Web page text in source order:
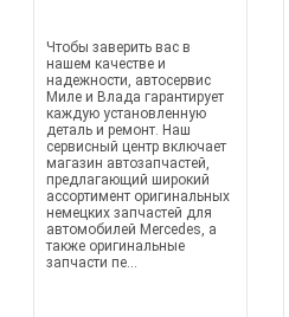
Чтобы заверить вас в
нашем качестве и
надежности, автосервис
Миле и Влада гарантирует
каждую установленную
деталь и ремонт. Наш
сервисный центр включает
магазин автозапчастей,
предлагающий широкий
ассортимент оригинальных
немецких запчастей для
автомобилей Mercedes, а
также оригинальные
запчасти пе...